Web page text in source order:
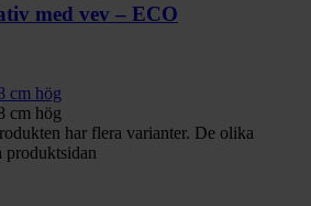
med vev – ECO
har flera varianter. De olika
produktsidan